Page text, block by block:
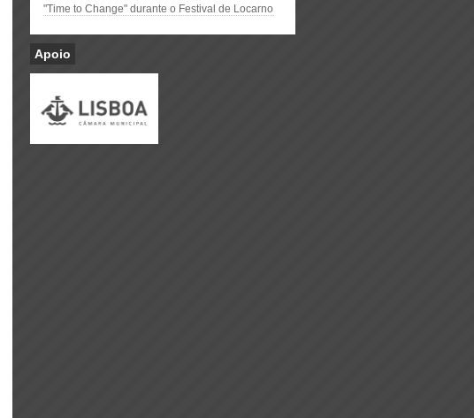
"Time to Change" durante o Festival de Locarno
Apoio